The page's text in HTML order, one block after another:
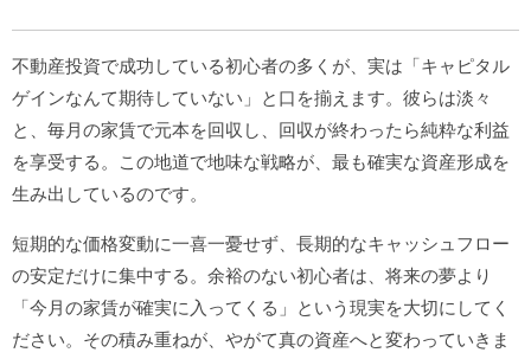
不動産投資で成功している初心者の多くが、実は「キャピタル
ゲインなんて期待していない」と口を揃えます。彼らは淡々
と、毎月の家賃で元本を回収し、回収が終わったら純粋な利益
を享受する。この地道で地味な戦略が、最も確実な資産形成を
生み出しているのです。
短期的な価格変動に一喜一憂せず、長期的なキャッシュフロー
の安定だけに集中する。余裕のない初心者は、将来の夢より
「今月の家賃が確実に入ってくる」という現実を大切にしてく
ださい。その積み重ねが、やがて真の資産へと変わっていきま